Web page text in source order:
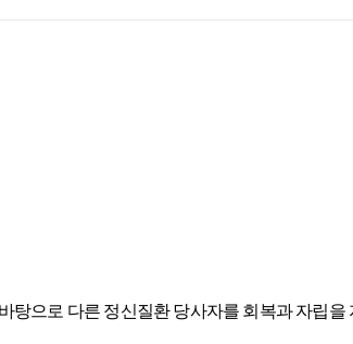
탕으로 다른 정신질환 당사자를 회복과 자립